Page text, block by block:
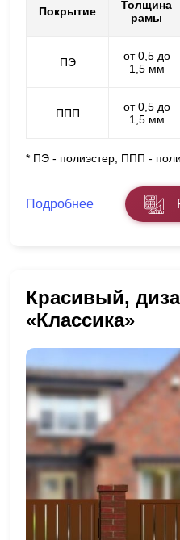
Покрытие
Толщина
рамы
ПЭ
от 0,5 до
1,5 мм
ППП
от 0,5 до
1,5 мм
* ПЭ - полиэстер, ППП -
Подробнее
Красивый,
«Классика»